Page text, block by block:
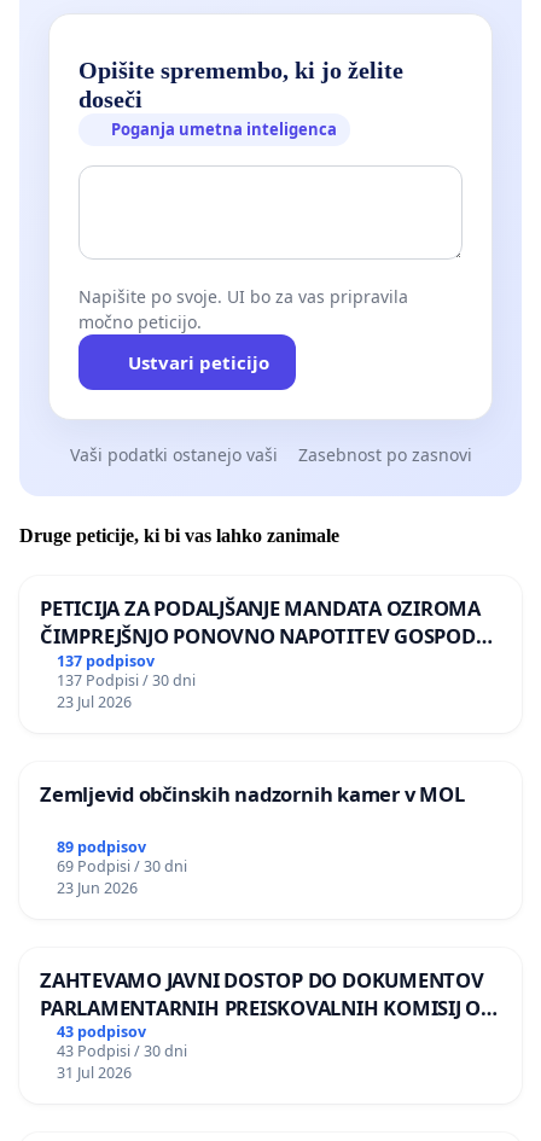
Opišite spremembo, ki jo želite
doseči
Poganja umetna inteligenca
Napišite po svoje. UI bo za vas pripravila
močno peticijo.
Ustvari peticijo
Vaši podatki ostanejo vaši Zasebnost po zasnovi
Druge peticije, ki bi vas lahko zanimale
PETICIJA ZA PODALJŠANJE MANDATA OZIROMA
ČIMPREJŠNJO PONOVNO NAPOTITEV GOSPODA
BERNARDA ŠRAJNERJA NA VELEPOSLANIŠTVO
REPUBLIKE SLOVENIJE V MOSKVI
137 podpisov
137 Podpisi / 30 dni
23 Jul 2026
Zemljevid občinskih nadzornih kamer v MOL
89 podpisov
69 Podpisi / 30 dni
23 Jun 2026
ZAHTEVAMO JAVNI DOSTOP DO DOKUMENTOV
PARLAMENTARNIH PREISKOVALNIH KOMISIJ O
ILEGALNI TRGOVINI Z OROŽJEM
43 podpisov
43 Podpisi / 30 dni
31 Jul 2026